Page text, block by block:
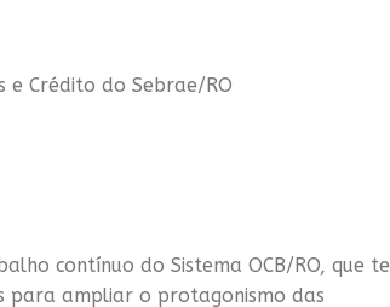
e Crédito do Sebrae/RO
contínuo do Sistema OCB/RO, que
para ampliar o protagonismo das